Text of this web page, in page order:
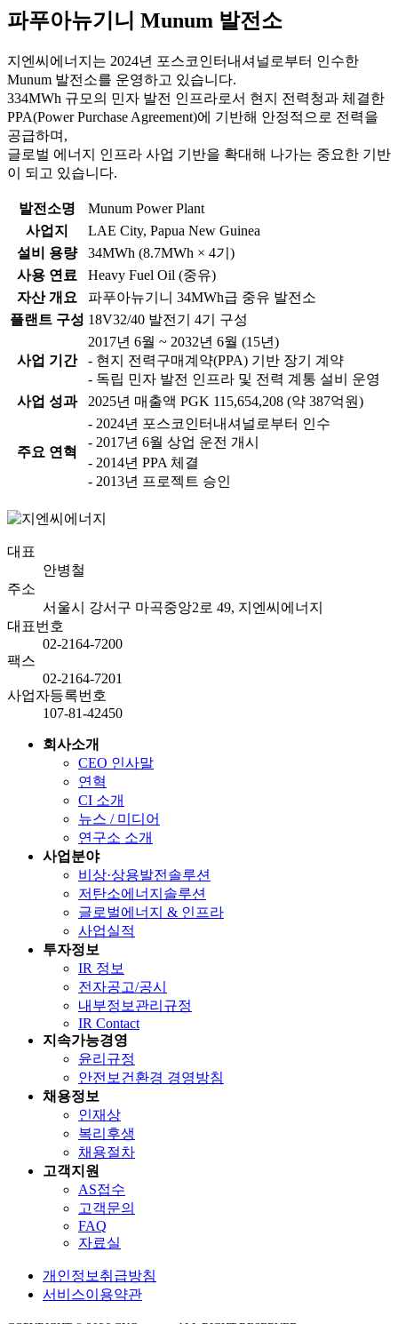
파푸아뉴기니 Munum 발전소
지엔씨에너지는 2024년 포스코인터내셔널로부터 인수한
Munum 발전소를 운영하고 있습니다.
334MWh 규모의 민자 발전 인프라로서 현지 전력청과 체결한
PPA(Power Purchase Agreement)에 기반해 안정적으로 전력을
공급하며,
글로벌 에너지 인프라 사업 기반을 확대해 나가는 중요한 기반
이 되고 있습니다.
발전소명
Munum Power Plant
사업지
LAE City, Papua New Guinea
설비 용량
34MWh (8.7MWh × 4기)
사용 연료
Heavy Fuel Oil (중유)
자산 개요
파푸아뉴기니 34MWh급 중유 발전소
플랜트 구성 18V32/40 발전기 4기 구성
사업 기간
2017년 6월 ~ 2032년 6월 (15년)
- 현지 전력구매계약(PPA) 기반 장기 계약
- 독립 민자 발전 인프라 및 전력 계통 설비 운영
사업 성과
2025년 매출액 PGK 115,654,208 (약 387억원)
주요 연혁
- 2024년 포스코인터내셔널로부터 인수
- 2017년 6월 상업 운전 개시
- 2014년 PPA 체결
- 2013년 프로젝트 승인
대표
안병철
주소
서울시 강서구 마곡중앙2로 49, 지엔씨에너지
대표번호
02-2164-7200
팩스
02-2164-7201
사업자등록번호
107-81-42450
회사소개
CEO 인사말
연혁
CI 소개
뉴스 / 미디어
연구소 소개
사업분야
비상·상용발전솔루션
저탄소에너지솔루션
글로벌에너지 & 인프라
사업실적
투자정보
IR 정보
전자공고/공시
내부정보관리규정
IR Contact
지속가능경영
윤리규정
안전보건환경 경영방침
채용정보
인재상
복리후생
채용절차
고객지원
AS접수
고객문의
FAQ
자료실
개인정보취급방침
서비스이용약관